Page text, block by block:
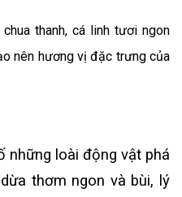
thanh, cá linh tươi ngon
nên hương vị đặc trưng của
những loài động vật phá
thơm ngon và bùi, lý